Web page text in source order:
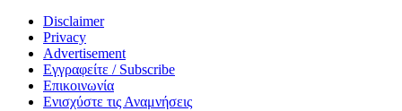
Disclaimer
Privacy
Advertisement
Εγγραφείτε / Subscribe
Επικοινωνία
Ενισχύστε τις Αναμνήσεις